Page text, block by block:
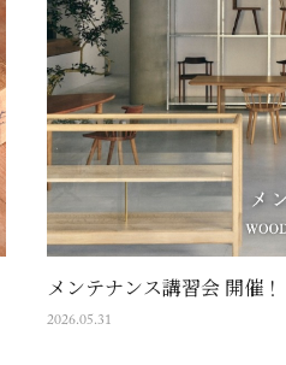
メンテナンス講習会 開催！
2026.05.31